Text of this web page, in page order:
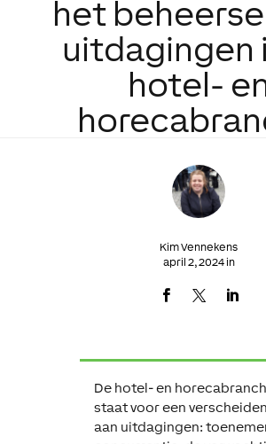
het
uitdagingen
hotel-
Kim Vennekens
april 2, 2024 in
De hotel- en
staat voor een
aan uitdagingen: